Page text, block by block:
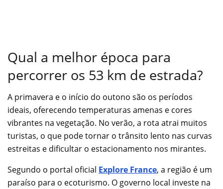
Qual a melhor época para
percorrer os 53 km de estrada?
A primavera e o início do outono são os períodos
ideais, oferecendo temperaturas amenas e cores
vibrantes na vegetação. No verão, a rota atrai muitos
turistas, o que pode tornar o trânsito lento nas curvas
estreitas e dificultar o estacionamento nos mirantes.
Segundo o portal oficial Explore France, a região é um
paraíso para o ecoturismo. O governo local investe na